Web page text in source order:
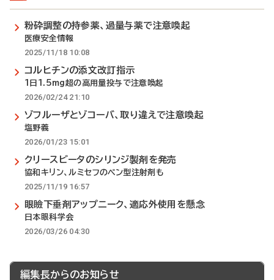
粉砕調整の持参薬、過量与薬で注意喚起
医療安全情報
2025/11/18 10:08
コルヒチンの添文改訂指示
1日1.5mg超の高用量投与で注意喚起
2026/02/24 21:10
ゾフルーザとゾコーバ、取り違えで注意喚起
塩野義
2026/01/23 15:01
クリースビータのシリンジ製剤を発売
協和キリン、ルミセフのペン型注射剤も
2025/11/19 16:57
眼瞼下垂剤アップニーク、適応外使用を懸念
日本眼科学会
2026/03/26 04:30
編集長からのお知らせ